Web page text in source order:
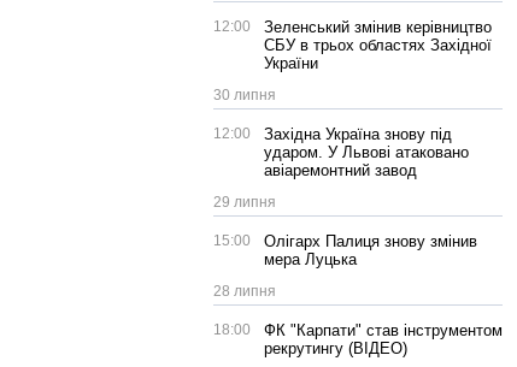
12:00
Зеленський змінив керівництво
СБУ в трьох областях Західної
України
30 липня
12:00
Західна Україна знову під
ударом. У Львові атаковано
авіаремонтний завод
29 липня
15:00
Олігарх Палиця знову змінив
мера Луцька
28 липня
18:00
ФК "Карпати" став інструментом
рекрутингу (ВІДЕО)